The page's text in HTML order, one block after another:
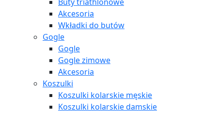
Akcesoria
Wkładki do butów
Gogle
Gogle
Gogle zimowe
Akcesoria
Koszulki
Koszulki kolarskie męskie
Koszulki kolarskie damskie